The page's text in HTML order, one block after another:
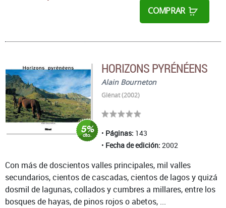
COMPRAR
HORIZONS PYRÉNÉENS
Alain Bourneton
Glénat (2002)
Páginas: 143
Fecha de edición: 2002
Con más de doscientos valles principales, mil valles
secundarios, cientos de cascadas, cientos de lagos y quizá
dosmil de lagunas, collados y cumbres a millares, entre los
bosques de hayas, de pinos rojos o abetos, ...